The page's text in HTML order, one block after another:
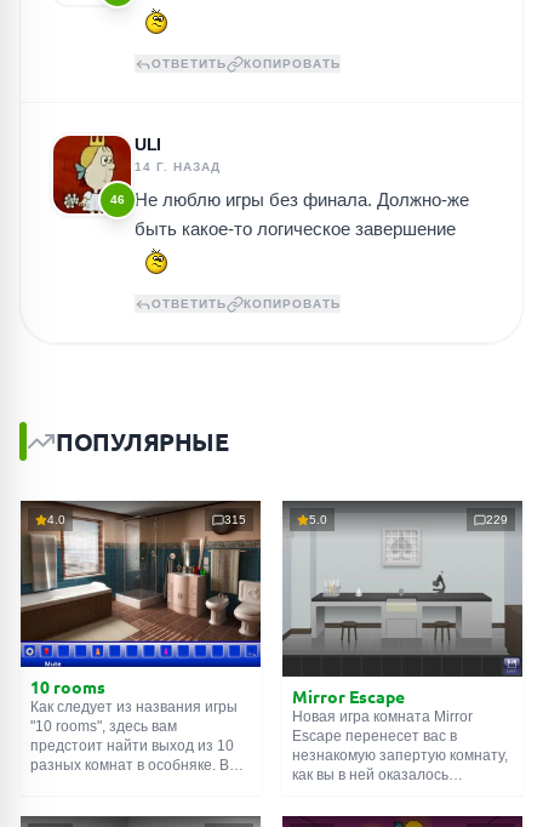
ОТВЕТИТЬ КОПИРОВАТЬ
46
ULI
14 Г. НАЗАД
Не люблю игры без финала. Должно-же
быть какое-то логическое завершение
ОТВЕТИТЬ КОПИРОВАТЬ
ПОПУЛЯРНЫЕ
4.0 315
10 rooms
Как следует из названия игры
"10 rooms", здесь вам
предстоит найти выход из 10
разных комнат в особняке. В
их, чтобы выйти. Выход из
5.0 229
Mirror Escape
Новая игра комната Mirror
Escape перенесет вас в
незнакомую запертую комнату,
как вы в ней оказалось
смекалки попробуйте решить